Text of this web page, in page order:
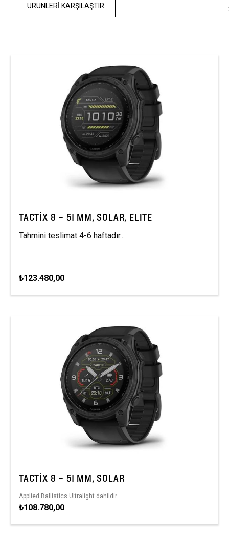
ÜRÜNLERI KARŞILAŞTIR
TACTIX 8 – 51 MM, SOLAR, ELITE
Tahmini teslimat 4-6 haftadır...
₺123.480,00
TACTIX 8 – 51 MM, SOLAR
Applied Ballistics Ultralight dahildir
₺108.780,00